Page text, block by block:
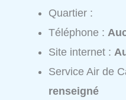
Quartier :
Téléphone :
Site internet :
Service Air de
renseigné